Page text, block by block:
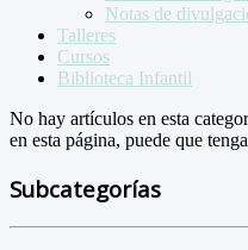
Notas de
Talleres
Cursos
Biblioteca Infantil
No hay artículos en esta
en esta página, puede que
Subcategorías